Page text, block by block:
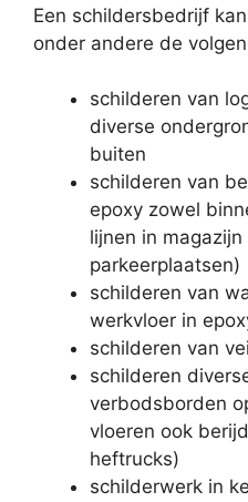
Een schildersbedrijf
onder andere de
schilderen van
diverse
buiten
schilderen van
epoxy zowel
lijnen in
parkeerplaatsen)
schilderen van
werkvloer in
schilderen van
schilderen
verbodsborden
vloeren ook
heftrucks)
schilderwerk in